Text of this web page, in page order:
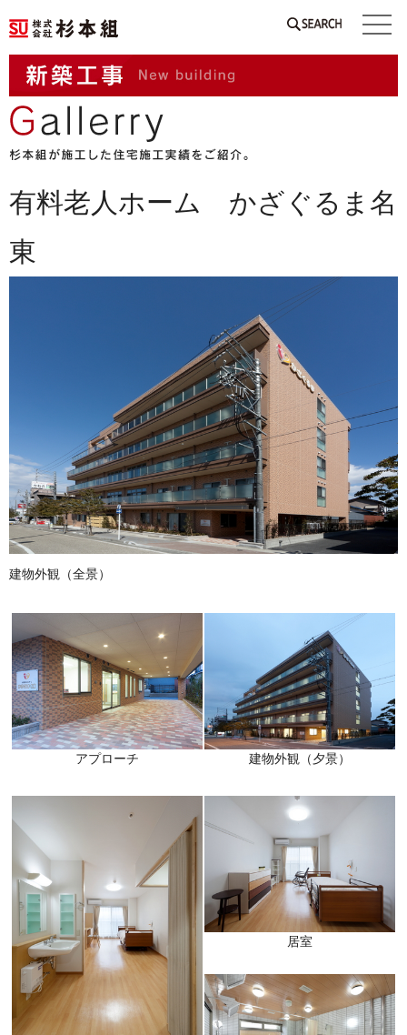
SEARCH
有料老人ホーム かざぐるま名
東
建物外観（全景）
アプローチ 建物外観（夕景）
居室